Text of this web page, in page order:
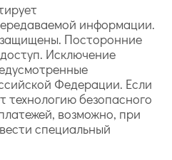
информации.
Посторонние
Исключение
Федерации. Если
технологию безопасного
возможно, при
специальный